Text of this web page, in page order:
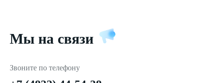
Мы на связи
Звоните по телефону